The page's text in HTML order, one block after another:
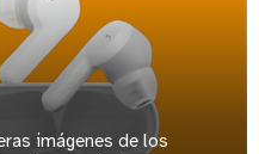
imágenes de los